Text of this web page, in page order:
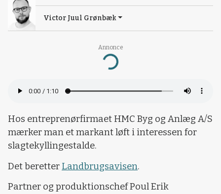
Annonce
Loading...
Victor Juul Grønbæk
Hos entreprenørfirmaet HMC Byg og Anlæg A/S
mærker man et markant løft i interessen for
slagtekyllingestalde.
Det beretter Landbrugsavisen.
Partner og produktionschef Poul Erik